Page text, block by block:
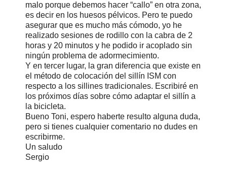
malo porque debemos hacer “callo” en otra zona,
es decir en los huesos pélvicos. Pero te puedo
asegurar que es mucho más cómodo, yo he
realizado sesiones de rodillo con la cabra de 2
horas y 20 minutos y he podido ir acoplado sin
ningún problema de adormecimiento.
Y en tercer lugar, la gran diferencia que existe en
el método de colocación del sillín ISM con
respecto a los sillines tradicionales. Escribiré en
los próximos días sobre cómo adaptar el sillín a
la bicicleta.
Bueno Toni, espero haberte resulto alguna duda,
pero si tienes cualquier comentario no dudes en
escribirme.
Un saludo
Sergio